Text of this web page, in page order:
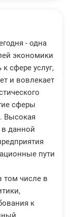
- одна
экономики
сфере услуг,
и вовлекает
сферы
Высокая
в данной
пути
том числе в
к